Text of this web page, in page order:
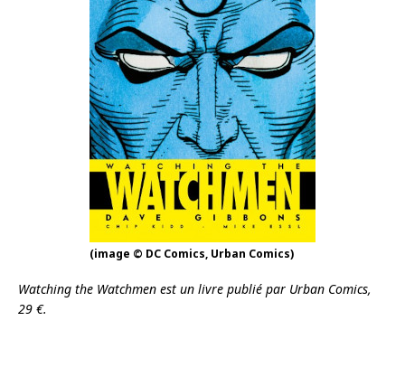
(image © DC Comics, Urban Comics)
Watching the Watchmen est un livre publié par Urban Comics,
29 €.